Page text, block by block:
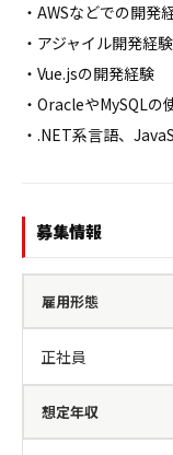
・AWSなどでの開発
・アジャイル開発経験
・Vue.jsの開発経験
・OracleやMySQLの
・.NET系言語、
募集情報
雇用形態
正社員
想定年収